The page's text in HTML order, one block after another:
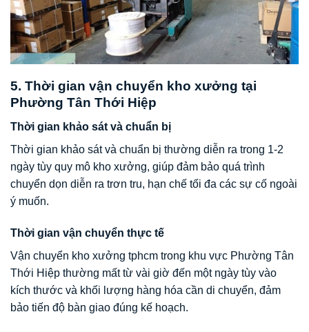
5. Thời gian vận chuyển kho xưởng tại
Phường Tân Thới Hiệp
Thời gian khảo sát và chuẩn bị
Thời gian khảo sát và chuẩn bị thường diễn ra trong 1-2
ngày tùy quy mô kho xưởng, giúp đảm bảo quá trình
chuyển dọn diễn ra trơn tru, hạn chế tối đa các sự cố ngoài
ý muốn.
Thời gian vận chuyển thực tế
Vận chuyển kho xưởng tphcm trong khu vực Phường Tân
Thới Hiệp thường mất từ vài giờ đến một ngày tùy vào
kích thước và khối lượng hàng hóa cần di chuyển, đảm
bảo tiến độ bàn giao đúng kế hoạch.